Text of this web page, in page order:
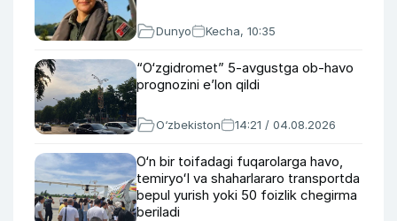
Dunyo Kecha, 10:35
“O‘zgidromet” 5-avgustga ob-havo
prognozini e’lon qildi
O‘zbekiston 14:21 / 04.08.2026
O‘n bir toifadagi fuqarolarga havo,
temiryoʻl va shaharlararo transportda
bepul yurish yoki 50 foizlik chegirma
beriladi